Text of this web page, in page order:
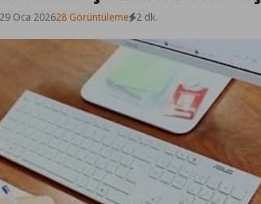
Oca 202628 Görüntüleme 2 dk.